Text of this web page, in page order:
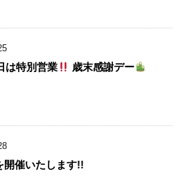
は特別営業 歳末感謝デー
開催いたします!!